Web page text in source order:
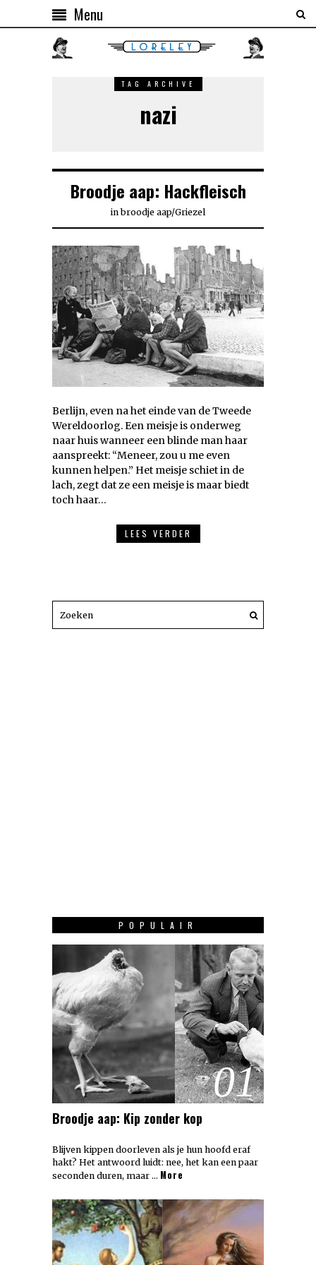
Menu
TAG ARCHIVE
nazi
Broodje aap: Hackfleisch
in broodje aap/Griezel
Berlijn, even na het einde van de Tweede
Wereldoorlog. Een meisje is onderweg
naar huis wanneer een blinde man haar
aanspreekt: “Meneer, zou u me even
kunnen helpen.” Het meisje schiet in de
lach, zegt dat ze een meisje is maar biedt
toch haar…
LEES VERDER
POPULAIR
01
Broodje aap: Kip zonder kop
Blijven kippen doorleven als je hun hoofd eraf
hakt? Het antwoord luidt: nee, het kan een paar
seconden duren, maar … More